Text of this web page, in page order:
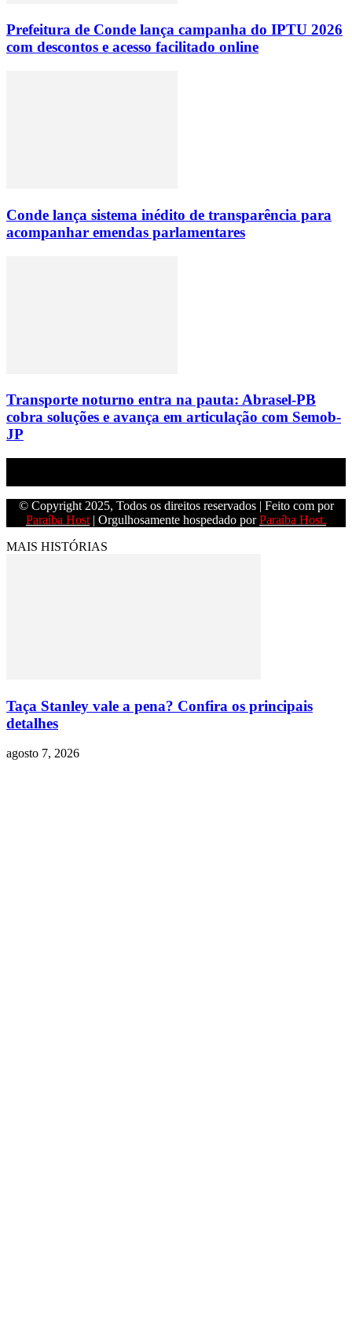
Prefeitura de Conde lança campanha do IPTU 2026
com descontos e acesso facilitado online
Conde lança sistema inédito de transparência para
acompanhar emendas parlamentares
Transporte noturno entra na pauta: Abrasel-PB
cobra soluções e avança em articulação com Semob-
JP
© Copyright 2025, Todos os direitos reservados | Feito com por
Paraíba Host | Orgulhosamente hospedado porParaíba Host.
MAIS HISTÓRIAS
Taça Stanley vale a pena? Confira os principais
detalhes
agosto 7, 2026